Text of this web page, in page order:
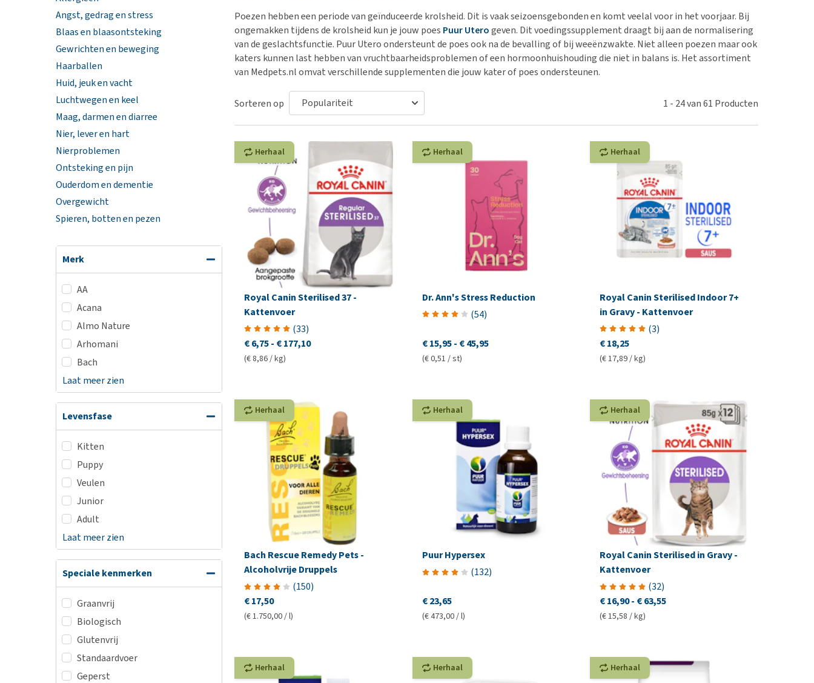
Biologisch hondenvoer
Vegan hondenvoer
Voer- en drinkbakken
Op reis en onderweg
Puppy benodigdheden
Puppy apotheek
Vuurwerkangst
Bekijk alles
Ouderdom en dementie
Overgewicht en conditie
Spieren, pezen en botten
Puppy apotheek
Vuurwerkangst
Bekijk alles
Ouderdom en dementie
Overgewicht en conditie
Bekijk alles
Help! Mijn hond plast in
huis. Wat nu?
Bekijk alles
Angst, gedrag en stress
Blaas en blaasontsteking
Gewrichten en beweging
Haarballen
Huid, jeuk en vacht
Luchtwegen en keel
Maag, darmen en diarree
Nier, lever en hart
Nierproblemen
Ontsteking en pijn
Ouderdom en dementie
Overgewicht
Spieren, botten en pezen
Merk
AA
Acana
Almo Nature
Arhomani
Bach
Laat meer zien
Levensfase
Kitten
Puppy
Veulen
Junior
Adult
Laat meer zien
Speciale kenmerken
Graanvrij
Biologisch
Glutenvrij
Standaardvoer
Geperst
Poezen hebben een periode van geïnduceerde krolsheid. Dit is vaak seizoensgebonden en komt veelal voor in het voorjaar. Bij
ongemakken tijdens de krolsheid kun je jouw poes Puur Uterogeven. Dit voedingssupplement draagt bij aan de normalisering
van de geslachtsfunctie. Puur Utero ondersteunt de poes ook na de bevalling of bij weeënzwakte. Niet alleen poezen maar ook
katers kunnen last hebben van vruchtbaarheidsproblemen of een hormoonhuishouding die niet in balans is. Het assortiment
van Medpets.nl omvat verschillende supplementen die jouw kater of poes ondersteunen.
Sorteren op 1 - 24van61 Producten
Herhaal
Royal Canin Sterilised 37 -
Kattenvoer
(33)
€ 6,75- € 177,10
(€ 8,86 / kg)
Herhaal
Dr. Ann's Stress Reduction
(54)
€ 15,95 - € 45,95
(€ 0,51 / st)
Herhaal
Royal Canin Sterilised Indoor 7+
in Gravy - Kattenvoer
(3)
€ 18,25
(€ 17,89 / kg)
Herhaal
Bach Rescue Remedy Pets -
Alcoholvrije Druppels
(150)
€ 17,50
(€ 1.750,00 / l)
Herhaal
Puur Hypersex
(132)
€ 23,65
(€ 473,00 / l)
Herhaal
Royal Canin Sterilised in Gravy -
Kattenvoer
(32)
€ 16,90- € 63,55
(€ 15,58 / kg)
Herhaal Herhaal Herhaal